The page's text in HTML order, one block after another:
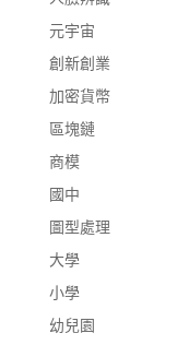
元宇宙
創新創業
加密貨幣
區塊鏈
商模
國中
圖型處理
大學
小學
幼兒園